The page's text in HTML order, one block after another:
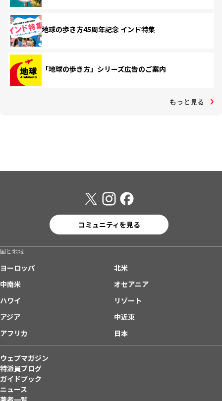
地球の歩き方45周年記念 インド特集
「地球の歩き方」シリーズ広告のご案内
もっと見る
コミュニティを見る
国と地域
ヨーロッパ
北米
中南米
オセアニア
ハワイ
リゾート
アジア
中近東
アフリカ
日本
ウェブマガジン
特派員ブログ
ガイドブック
ニュース